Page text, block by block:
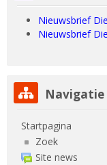
Nieuwsbrief
Nieuwsbrief
Navigatie overslaan
Navigatie
Startpagina
Zoek
Site news